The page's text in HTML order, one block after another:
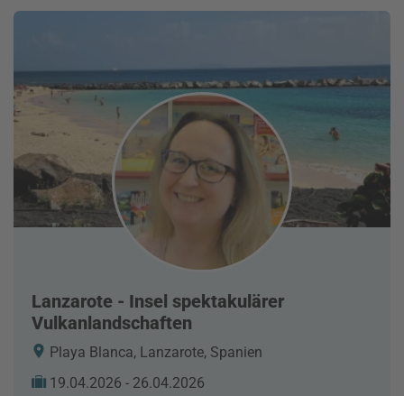
Lanzarote - Insel spektakulärer
Vulkanlandschaften
Playa Blanca, Lanzarote, Spanien
19.04.2026 - 26.04.2026